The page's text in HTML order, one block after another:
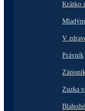
Krátko
V
Právnik
Zuzka